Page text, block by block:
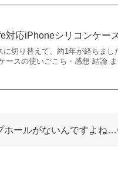
対応iPhoneシリコンケー
に切り替えて、約1年が経ちま
ースの使いごこち・感想 結論
ホールがないんですよね